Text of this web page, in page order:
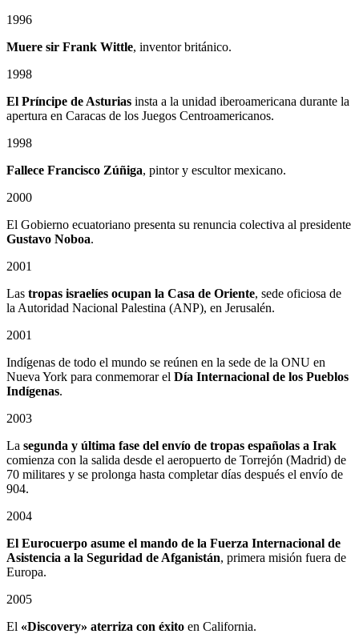
1996
Muere sir Frank Wittle, inventor británico.
1998
El Príncipe de Asturias insta a la unidad iberoamericana durante la
apertura en Caracas de los Juegos Centroamericanos.
1998
Fallece Francisco Zúñiga, pintor y escultor mexicano.
2000
El Gobierno ecuatoriano presenta su renuncia colectiva al presidente
Gustavo Noboa.
2001
Las tropas israelíes ocupan la Casa de Oriente, sede oficiosa de
la Autoridad Nacional Palestina (ANP), en Jerusalén.
2001
Indígenas de todo el mundo se reúnen en la sede de la ONU en
Nueva York para conmemorar el Día Internacional de los Pueblos
Indígenas.
2003
La segunda y última fase del envío de tropas españolas a Irak
comienza con la salida desde el aeropuerto de Torrejón (Madrid) de
70 militares y se prolonga hasta completar días después el envío de
904.
2004
El Eurocuerpo asume el mando de la Fuerza Internacional de
Asistencia a la Seguridad de Afganistán, primera misión fuera de
Europa.
2005
El «Discovery» aterriza con éxito en California.